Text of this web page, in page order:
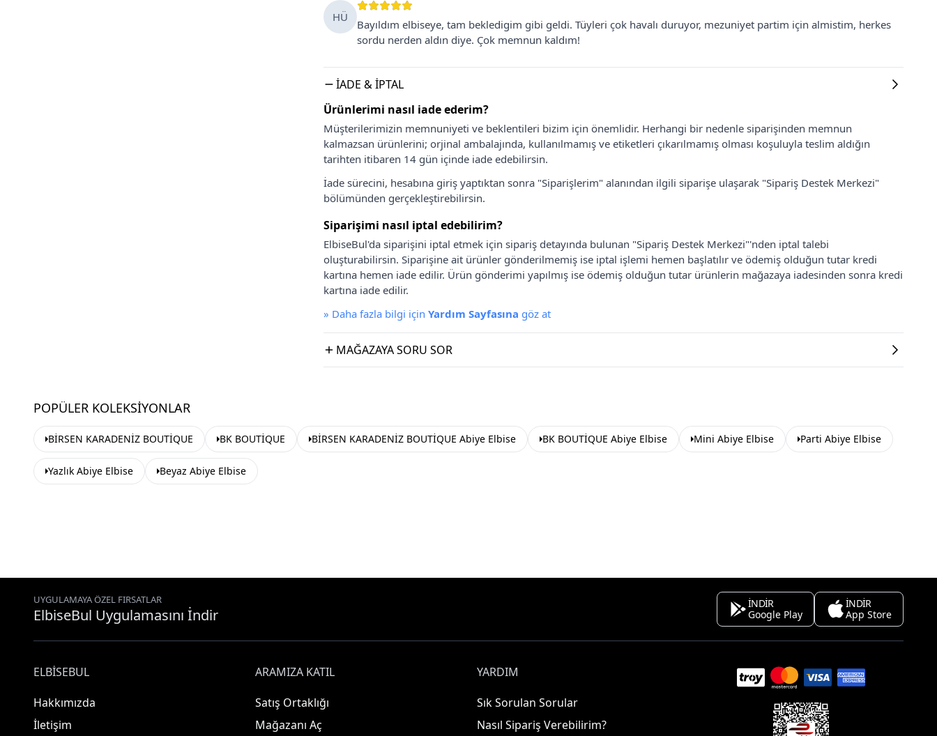
HÜ
Bayıldım elbiseye, tam bekledigim gibi geldi. Tüyleri çok havalı duruyor, mezuniyet partim için almistim, herkes
sordu nerden aldın diye. Çok memnun kaldım!
İADE & İPTAL
Ürünlerimi nasıl iade ederim?
Müşterilerimizin memnuniyeti ve beklentileri bizim için önemlidir. Herhangi bir nedenle siparişinden memnun
kalmazsan ürünlerini; orjinal ambalajında, kullanılmamış ve etiketleri çıkarılmamış olması koşuluyla teslim aldığın
tarihten itibaren 14 gün içinde iade edebilirsin.
İade sürecini, hesabına giriş yaptıktan sonra "Siparişlerim" alanından ilgili siparişe ulaşarak "Sipariş Destek Merkezi"
bölümünden gerçekleştirebilirsin.
Siparişimi nasıl iptal edebilirim?
ElbiseBul'da siparişini iptal etmek için sipariş detayında bulunan "Sipariş Destek Merkezi"'nden iptal talebi
oluşturabilirsin. Siparişine ait ürünler gönderilmemiş ise iptal işlemi hemen başlatılır ve ödemiş olduğun tutar kredi
kartına hemen iade edilir. Ürün gönderimi yapılmış ise ödemiş olduğun tutar ürünlerin mağazaya iadesinden sonra kredi
kartına iade edilir.
» Daha fazla bilgi için Yardım Sayfasına göz at
MAĞAZAYA SORU SOR
POPÜLER KOLEKSIYONLAR
BİRSEN KARADENİZ BOUTİQUE BK BOUTİQUE BİRSEN KARADENİZ BOUTİQUE Abiye Elbise BK BOUTİQUE Abiye Elbise Mini Abiye Elbise Parti Abiye Elbise
Yazlık Abiye Elbise Beyaz Abiye Elbise
UYGULAMAYA ÖZEL FIRSATLAR
ElbiseBul Uygulamasını İndir
İNDİR
Google Play
İNDİR
App Store
ELBISEBUL
Hakkımızda
İletişim
ARAMIZA KATIL
Satış Ortaklığı
Mağazanı Aç
YARDIM
Sık Sorulan Sorular
Nasıl Sipariş Verebilirim?